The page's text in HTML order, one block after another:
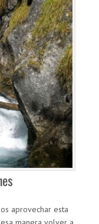
aprovechar esta